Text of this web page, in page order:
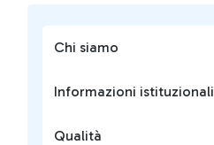
Chi siamo
Informazioni istituzionali
Qualità